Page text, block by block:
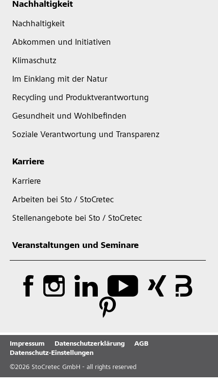
Nachhaltigkeit
Nachhaltigkeit
Abkommen und Initiativen
Klimaschutz
Im Einklang mit der Natur
Recycling und Produktverantwortung
Gesundheit und Wohlbefinden
Soziale Verantwortung und Transparenz
Karriere
Karriere
Arbeiten bei Sto / StoCretec
Stellenangebote bei Sto / StoCretec
Veranstaltungen und Seminare
Impressum Datenschutzerklärung
AGB
Datenschutz-Einstellungen
©2026 StoCretec GmbH - all rights reserved